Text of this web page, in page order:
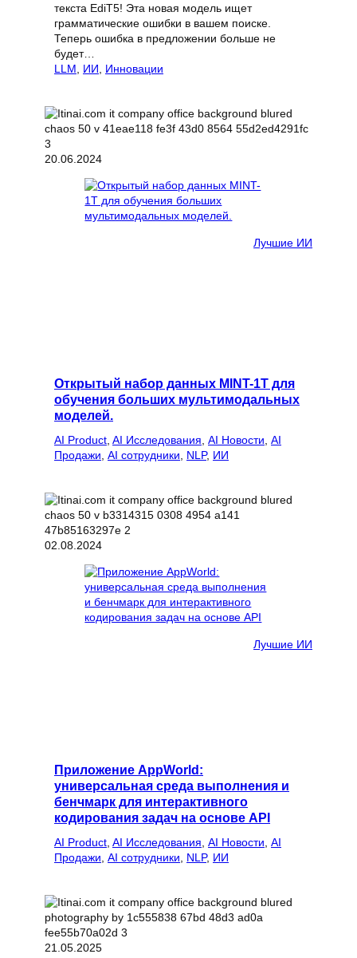
текста EdiT5! Эта новая модель ищет
грамматические ошибки в вашем поиске.
Теперь ошибка в предложении больше не
будет…
LLM
ИИ Инновации
20.06.2024
Лучшие ИИ
Открытый набор данных MINT-1T для
обучения больших мультимодальных
моделей.
AI Product AI Исследования AI Новости AI
Продажи AI сотрудники NLP, ИИ
02.08.2024
Лучшие ИИ
Приложение AppWorld:
универсальная среда выполнения и
бенчмарк для интерактивного
кодирования задач на основе API
AI Product AI Исследования AI Новости AI
Продажи AI сотрудники NLP, ИИ
21.05.2025